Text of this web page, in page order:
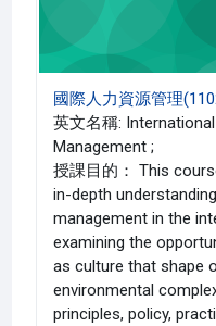
國際人力資源管理
英文名稱:
Management ;
授課目的： This
in-depth
management in the
examining the
as culture that shape
environmental
principles, policy,